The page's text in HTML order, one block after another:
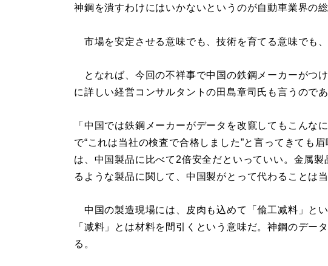
神鋼を潰すわけにはいかないというのが自動車業界の
市場を安定させる意味でも、技術を育てる意味でも
となれば、今回の不祥事で中国の鉄鋼メーカーがつ
に詳しい経営コンサルタントの田島章司氏も言うのであ
「中国では鉄鋼メーカーがデータを改竄してもこんな
で“これは当社の検査で合格しました”と言ってきても
は、中国製品に比べて2倍安全だといっていい。金属
るような製品に関して、中国製がとって代わることは
中国の製造現場には、皮肉も込めて「偸工减料」と
「减料」とは材料を間引くという意味だ。神鋼のデー
る。